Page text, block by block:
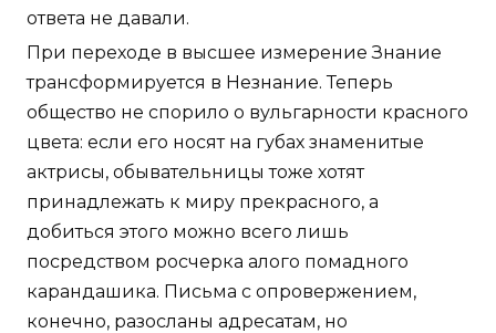
ответа не давали.
При переходе в высшее измерение Знание
трансформируется в Незнание. Теперь
общество не спорило о вульгарности красного
цвета: если его носят на губах знаменитые
актрисы, обывательницы тоже хотят
принадлежать к миру прекрасного, а
добиться этого можно всего лишь
посредством росчерка алого помадного
карандашика. Письма с опровержением,
конечно, разосланы адресатам, но